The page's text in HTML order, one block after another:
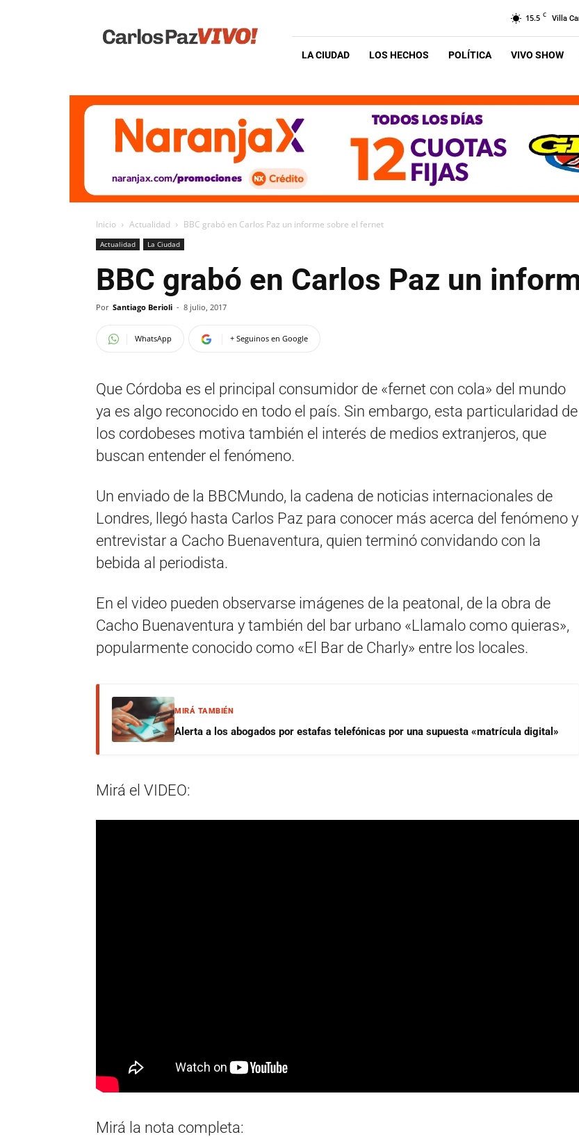
Vivo
15.5 C Villa
LA CIUDAD LOS HECHOS POLÍTICA VIVO SHOW
Inicio Actualidad BBC grabó en Carlos Paz un informe sobre el fernet
Actualidad La Ciudad
BBC grabó en Carlos Paz un
Por Santiago Berioli - 8 julio, 2017
WhatsApp + Seguinos en Google
Que Córdoba es el principal consumidor de «fernet con cola» del mundo
ya es algo reconocido en todo el país. Sin embargo, esta particularidad de
los cordobeses motiva también el interés de medios extranjeros, que
buscan entender el fenómeno.
Un enviado de la BBCMundo, la cadena de noticias internacionales de
Londres, llegó hasta Carlos Paz para conocer más acerca del fenómeno y
entrevistar a Cacho Buenaventura, quien terminó convidando con la
bebida al periodista.
En el video pueden observarse imágenes de la peatonal, de la obra de
Cacho Buenaventura y también del bar urbano «Llamalo como quieras»,
popularmente conocido como «El Bar de Charly» entre los locales.
MIRÁ TAMBIÉN
Alerta a los abogados por estafas telefónicas por una supuesta «matrícula digital»
Mirá el VIDEO:
Mirá la nota completa: